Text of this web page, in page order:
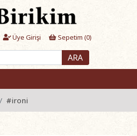
Üye Girişi Sepetim (0)
ARA
#ironi